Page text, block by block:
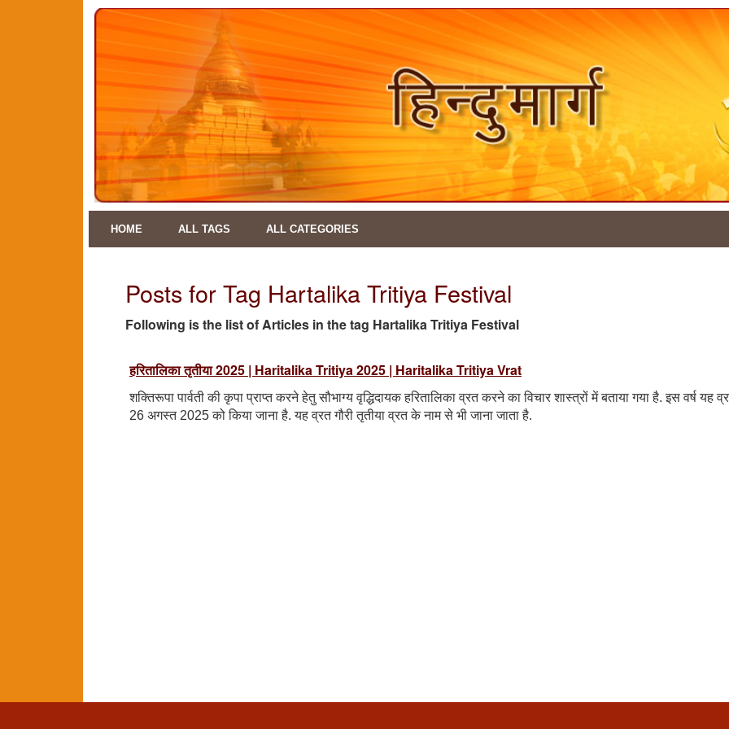
HOME ALL TAGS ALL CATEGORIES
Posts for Tag Hartalika Tritiya Festival
Following is the list of Articles in the tag Hartalika Tritiya Festival
हरितालिका तृतीया 2025 | Haritalika Tritiya 2025 | Haritalika Tritiya Vrat
शक्तिरूपा पार्वती की कृपा प्राप्त करने हेतु सौभाग्य वृद्धिदायक हरितालिका व्रत करने का विचार शास्त्रों में बताया गया है. इस वर्ष यह
26 अगस्त 2025 को किया जाना है. यह व्रत गौरी तृतीया व्रत के नाम से भी जाना जाता है.